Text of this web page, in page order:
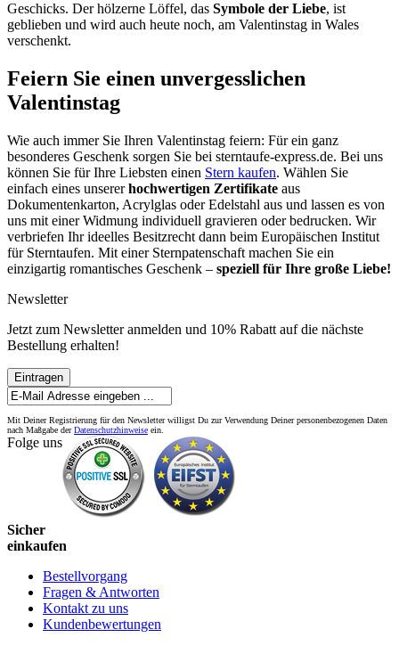
Geschicks. Der hölzerne Löffel, das Symbole der Liebe, ist
geblieben und wird auch heute noch, am Valentinstag in Wales
verschenkt.
Feiern Sie einen unvergesslichen
Valentinstag
Wie auch immer Sie Ihren Valentinstag feiern: Für ein ganz
besonderes Geschenk sorgen Sie bei sterntaufe-express.de. Bei uns
können Sie für Ihre Liebsten einen Stern kaufen. Wählen Sie
einfach eines unsererhochwertigen Zertifikate aus
Dokumentenkarton, Acrylglas oder Edelstahl aus und lassen es von
uns mit einer Widmung individuell gravieren oder bedrucken. Wir
verbriefen Ihr ideelles Besitzrecht dann beim Europäischen Institut
für Sterntaufen. Mit einer Sternpatenschaft machen Sie ein
einzigartig romantisches Geschenk – speziell für Ihre große Liebe!
Newsletter
Jetzt zum Newsletter anmelden und 10% Rabatt auf die nächste
Bestellung erhalten!
Eintragen
Mit Deiner Registrierung für den Newsletter willigst Du zur Verwendung Deiner personenbezogenen Daten
nach Maßgabe derDatenschutzhinweise ein.
Folge uns
Sicher
einkaufen
Bestellvorgang
Fragen & Antworten
Kontakt zu uns
Kundenbewertungen